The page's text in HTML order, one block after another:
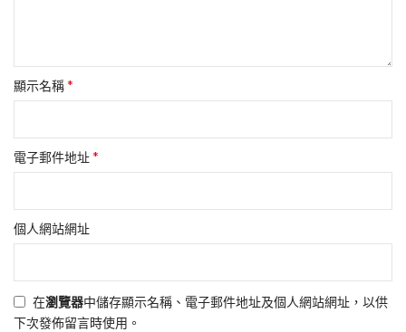
顯示名稱*
電子郵件地址*
個人網站網址
在瀏覽器中儲存顯示名稱、電子郵件地址及個人網站網址，以供
下次發佈留言時使用。